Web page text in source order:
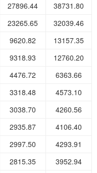
27896.44
38731.80
23265.65
32039.46
9620.82
13157.35
9318.93
12760.20
4476.72
6363.66
3318.48
4573.10
3038.70
4260.56
2935.87
4106.40
2997.50
4293.91
2815.35
3952.94